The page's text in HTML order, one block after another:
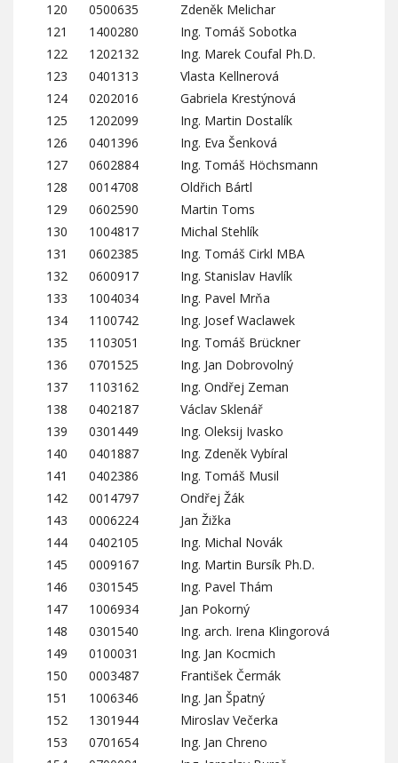
120
0500635
Zdeněk Melichar
121
1400280
Ing. Tomáš Sobotka
122
1202132
Ing. Marek Coufal Ph.D.
123
0401313
Vlasta Kellnerová
124
0202016
Gabriela Krestýnová
125
1202099
Ing. Martin Dostalík
126
0401396
Ing. Eva Šenková
127
0602884
Ing. Tomáš Höchsmann
128
0014708
Oldřich Bártl
129
0602590
Martin Toms
130
1004817
Michal Stehlík
131
0602385
Ing. Tomáš Cirkl MBA
132
0600917
Ing. Stanislav Havlík
133
1004034
Ing. Pavel Mrňa
134
1100742
Ing. Josef Waclawek
135
1103051
Ing. Tomáš Brückner
136
0701525
Ing. Jan Dobrovolný
137
1103162
Ing. Ondřej Zeman
138
0402187
Václav Sklenář
139
0301449
Ing. Oleksij Ivasko
140
0401887
Ing. Zdeněk Vybíral
141
0402386
Ing. Tomáš Musil
142
0014797
Ondřej Žák
143
0006224
Jan Žižka
144
0402105
Ing. Michal Novák
145
0009167
Ing. Martin Bursík Ph.D.
146
0301545
Ing. Pavel Thám
147
1006934
Jan Pokorný
148
0301540
Ing. arch. Irena Klingorová
149
0100031
Ing. Jan Kocmich
150
0003487
František Čermák
151
1006346
Ing. Jan Špatný
152
1301944
Miroslav Večerka
153
0701654
Ing. Jan Chreno